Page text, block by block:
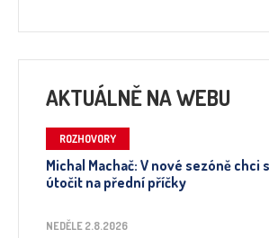
AKTUÁLNĚ NA WEBU
ROZHOVORY
Michal Machač: V nové sezóně chci
útočit na přední příčky
NEDĚLE 2.8.2026